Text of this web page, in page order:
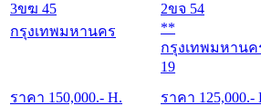
3ขฆ 45
กรุงเทพมหานคร
ราคา 150,000.- H.
2ขจ 54
**
กรุงเทพมหานค
19
ราคา 125,000.-